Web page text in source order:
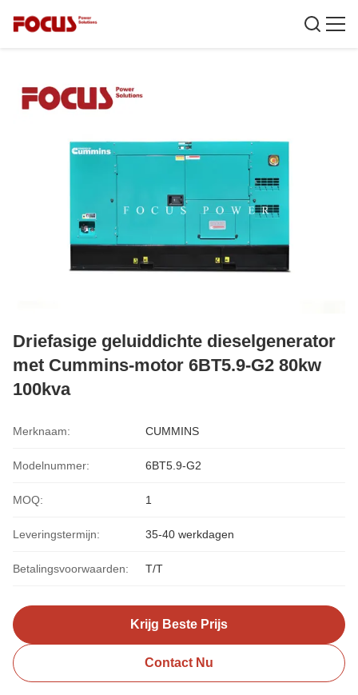
Driefasige geluiddichte dieselgenerator
met Cummins-motor 6BT5.9-G2 80kw
100kva
Merknaam: CUMMINS
Modelnummer: 6BT5.9-G2
MOQ: 1
Leveringstermijn: 35-40 werkdagen
Betalingsvoorwaarden: T/T
Krijg Beste Prijs
Contact Nu